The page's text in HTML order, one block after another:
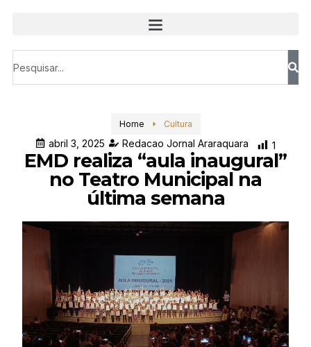
Home Cultura
abril 3, 2025 Redacao Jornal Araraquara 1
EMD realiza “aula inaugural”
no Teatro Municipal na
última semana